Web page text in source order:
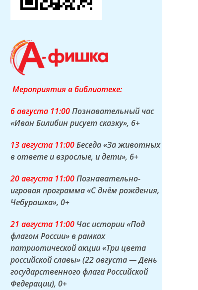
Мероприятия в библиотеке:
6 августа 11:00Познавательный час
«Иван Билибин рисует сказку», 6+
13 августа 11:00Беседа «За животных
в ответе и взрослые, и дети», 6+
20 августа 11:00Познавательно-
игровая программа «С днём рождения,
Чебурашка», 0+
21 августа 11:00 Час истории «Под
флагом России» в рамках
патриотической акции «Три цвета
российской славы» (22 августа — День
государственного флага Российской
Федерации), 0+